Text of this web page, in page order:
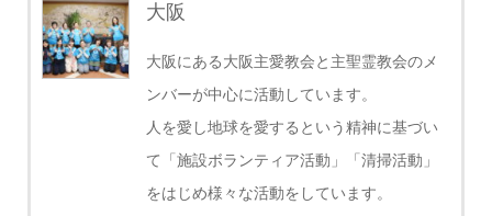
大阪
大阪にある大阪主愛教会と主聖霊教会のメ
ンバーが中心に活動しています。
人を愛し地球を愛するという精神に基づい
て「施設ボランティア活動」「清掃活動」
をはじめ様々な活動をしています。